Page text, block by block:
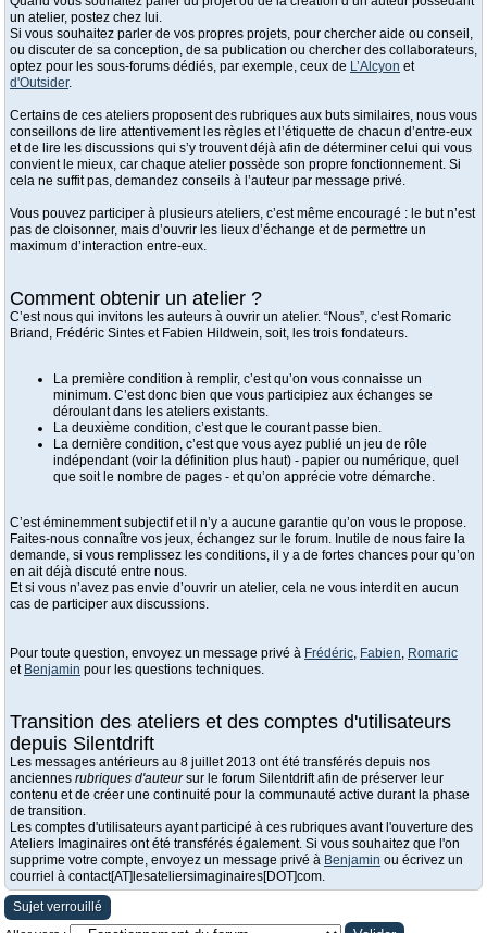
un atelier, postez chez lui.
Si vous souhaitez parler de vos propres projets, pour chercher aide ou conseil,
ou discuter de sa conception, de sa publication ou chercher des collaborateurs,
optez pour les sous-forums dédiés, par exemple, ceux de L’Alcyon et
d'Outsider.
Certains de ces ateliers proposent des rubriques aux buts similaires, nous vous
conseillons de lire attentivement les règles et l’étiquette de chacun d’entre-eux
et de lire les discussions qui s’y trouvent déjà afin de déterminer celui qui vous
convient le mieux, car chaque atelier possède son propre fonctionnement. Si
cela ne suffit pas, demandez conseils à l’auteur par message privé.
Vous pouvez participer à plusieurs ateliers, c’est même encouragé : le but n’est
pas de cloisonner, mais d’ouvrir les lieux d’échange et de permettre un
maximum d’interaction entre-eux.
Comment obtenir un atelier ?
C’est nous qui invitons les auteurs à ouvrir un atelier. “Nous”, c’est Romaric
Briand, Frédéric Sintes et Fabien Hildwein, soit, les trois fondateurs.
La première condition à remplir, c’est qu’on vous connaisse un
minimum. C’est donc bien que vous participiez aux échanges se
déroulant dans les ateliers existants.
La deuxième condition, c’est que le courant passe bien.
La dernière condition, c’est que vous ayez publié un jeu de rôle
indépendant (voir la définition plus haut) - papier ou numérique, quel
que soit le nombre de pages - et qu’on apprécie votre démarche.
C’est éminemment subjectif et il n’y a aucune garantie qu’on vous le propose.
Faites-nous connaître vos jeux, échangez sur le forum. Inutile de nous faire la
demande, si vous remplissez les conditions, il y a de fortes chances pour qu’on
en ait déjà discuté entre nous.
Et si vous n’avez pas envie d’ouvrir un atelier, cela ne vous interdit en aucun
cas de participer aux discussions.
Pour toute question, envoyez un message privé à Frédéric, Fabien, Romaric
et Benjamin pour les questions techniques.
Transition des ateliers et des comptes d'utilisateurs
depuis Silentdrift
Les messages antérieurs au 8 juillet 2013 ont été transférés depuis nos
anciennes rubriques d'auteursur le forum Silentdrift afin de préserver leur
contenu et de créer une continuité pour la communauté active durant la phase
de transition.
Les comptes d'utilisateurs ayant participé à ces rubriques avant l'ouverture des
Ateliers Imaginaires ont été transférés également. Si vous souhaitez que l'on
supprime votre compte, envoyez un message privé à Benjamin ou écrivez un
courriel à contact[AT]lesateliersimaginaires[DOT]com.
Sujet verrouillé